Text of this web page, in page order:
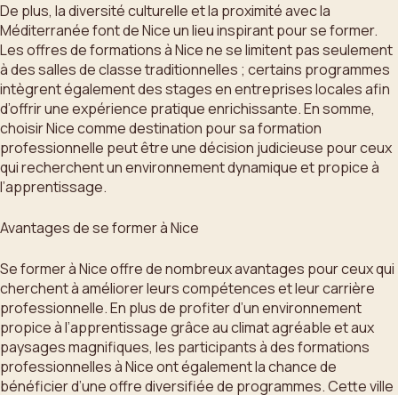
De plus, la diversité culturelle et la proximité avec la
Méditerranée font de Nice un lieu inspirant pour se former.
Les offres de formations à Nice ne se limitent pas seulement
à des salles de classe traditionnelles ; certains programmes
intègrent également des stages en entreprises locales afin
d’offrir une expérience pratique enrichissante. En somme,
choisir Nice comme destination pour sa formation
professionnelle peut être une décision judicieuse pour ceux
qui recherchent un environnement dynamique et propice à
l’apprentissage.
Avantages de se former à Nice
Se former à Nice offre de nombreux avantages pour ceux qui
cherchent à améliorer leurs compétences et leur carrière
professionnelle. En plus de profiter d’un environnement
propice à l’apprentissage grâce au climat agréable et aux
paysages magnifiques, les participants à des formations
professionnelles à Nice ont également la chance de
bénéficier d’une offre diversifiée de programmes. Cette ville